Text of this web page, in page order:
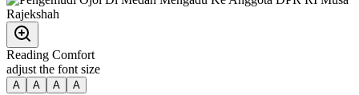
Reading Comfort
adjust the font size
A A A A